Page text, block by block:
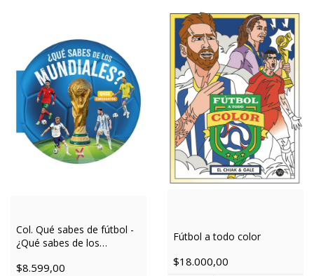
Col. Qué sabes de fútbol -
¿Qué sabes de los
$8.599,00
Fútbol a todo color
$18.000,00